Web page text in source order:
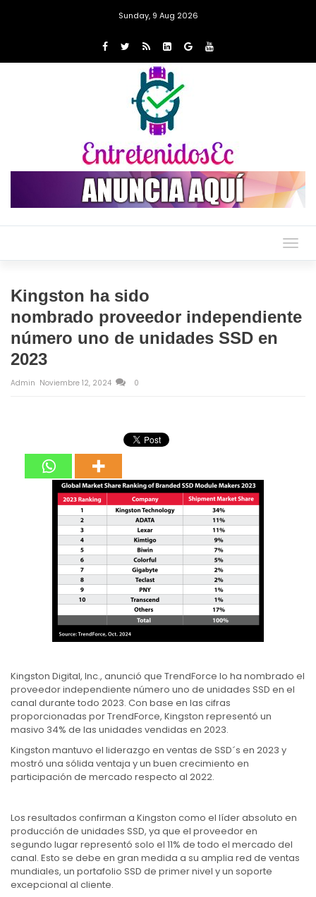
Sunday, 9 Aug 2026
Kingston ha sido
nombrado proveedor independiente
número uno de unidades SSD en
2023
Admin Noviembre 12, 2024 0
Kingston Digital, Inc., anunció que TrendForce lo ha nombrado el
proveedor independiente número uno de unidades SSD en el
canal durante todo 2023. Con base en las cifras
proporcionadas por TrendForce, Kingston representó un
masivo 34% de las unidades vendidas en 2023.
Kingston mantuvo el liderazgo en ventas de SSD´s en 2023 y
mostró una sólida ventaja y un buen crecimiento en
participación de mercado respecto al 2022.
Los resultados confirman a Kingston como el líder absoluto en
producción de unidades SSD, ya que el proveedor en
segundo lugar representó solo el 11% de todo el mercado del
canal. Esto se debe en gran medida a su amplia red de ventas
mundiales, un portafolio SSD de primer nivel y un soporte
excepcional al cliente.